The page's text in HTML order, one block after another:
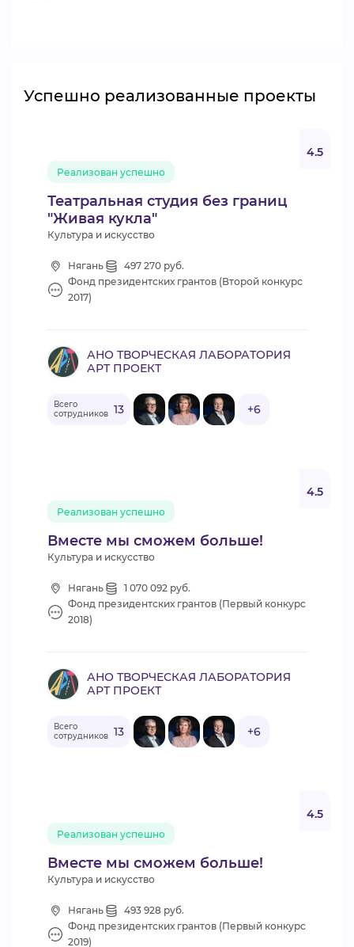
Успешно реализованные проекты
Театральная студия без границ
"Живая кукла"
Реализован успешно
4.5
Культура и искусство
Нягань
497 270 руб.
Фонд президентских грантов (Второй конкурс
2017)
АНО ТВОРЧЕСКАЯ ЛАБОРАТОРИЯ
АРТ ПРОЕКТ
Всего
сотрудников 13 +6
Вместе мы сможем больше!
Реализован успешно
4.5
Культура и искусство
Нягань
1 070 092 руб.
Фонд президентских грантов (Первый конкурс
2018)
АНО ТВОРЧЕСКАЯ ЛАБОРАТОРИЯ
АРТ ПРОЕКТ
Всего
сотрудников 13 +6
Вместе мы сможем больше!
Реализован успешно
4.5
Культура и искусство
Нягань
493 928 руб.
Фонд президентских грантов (Первый конкурс
2019)